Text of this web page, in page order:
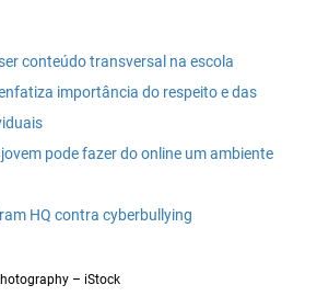
conteúdo transversal na escola
importância do respeito e das
pode fazer do online um ambiente
HQ contra cyberbullying
– iStock